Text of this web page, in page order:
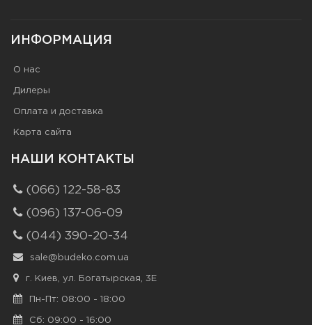
ИНФОРМАЦИЯ
О нас
Дилеры
Оплата и доставка
Карта сайта
НАШИ КОНТАКТЫ
(066) 122-58-83
(096) 137-06-09
(044) 390-20-34
sale@budeko.com.ua
г. Киев, ул. Богатырская, 3Е
Пн-Пт: 08:00 - 18:00
Сб: 09:00 - 16:00